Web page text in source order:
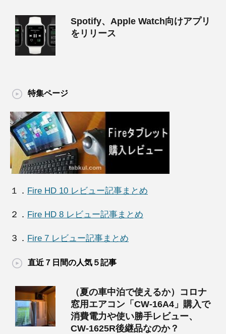
Spotify、Apple Watch向けアプリ
をリリース
特集ページ
１． Fire HD 10 レビュー記事まとめ
２． Fire HD 8 レビュー記事まとめ
３． Fire 7 レビュー記事まとめ
直近７日間の人気５記事
（夏の車中泊で使えるか）コロナ
窓用エアコン「CW-16A4」購入で
消費電力や使い勝手レビュー、
CW-1625R後継品なのか？